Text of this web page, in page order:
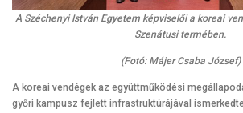
A Széchenyi István Egyetem képviselői a koreai
Szenátusi termében.
(Fotó: Májer Csaba József)
A koreai vendégek az együttműködési
győri kampusz fejlett infrastruktúrájával